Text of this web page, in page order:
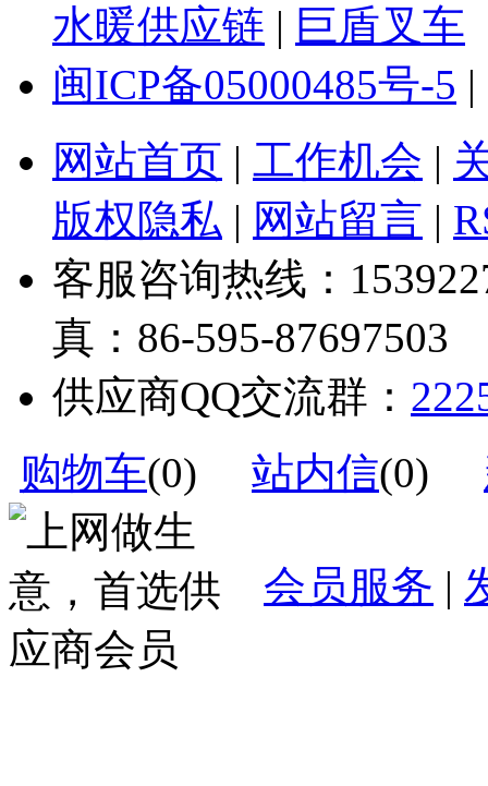
水暖供应链 | 巨盾叉车
闽ICP备05000485号-5
网站首页 | 工作机会 |
版权隐私 | 网站留言 |
客服咨询热线：
真：86-595-87697503
供应商QQ交流群：
购物车(0) 站内信(0)
会员服务 |